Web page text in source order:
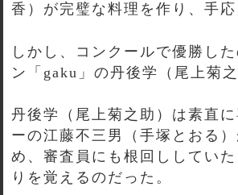
香）が完璧な料理を作り、手応
しかし、コンクールで優勝し
ン「gaku」の丹後学（尾上菊
丹後学（尾上菊之助）は素直
ーの江藤不三男（手塚とおる
め、審査員にも根回ししてい
りを覚えるのだった。